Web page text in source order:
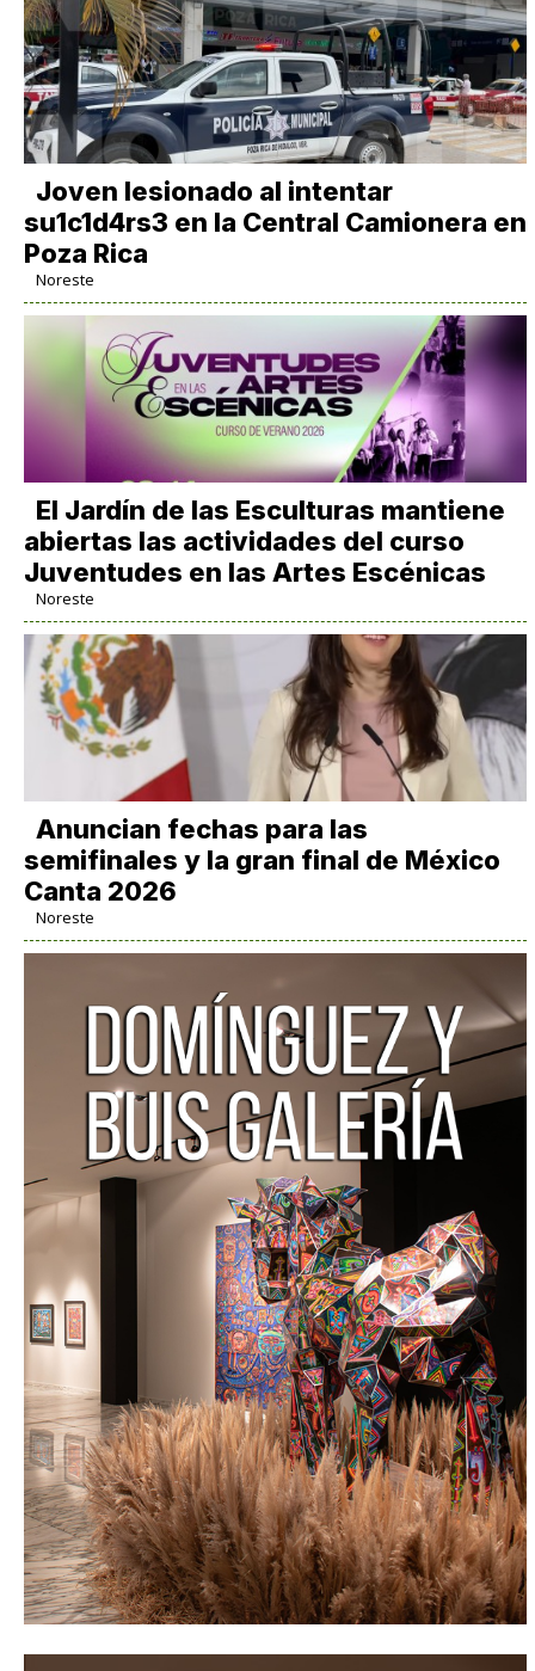
Joven lesionado al intentar
su1c1d4rs3 en la Central Camionera en
Poza Rica
Noreste
El Jardín de las Esculturas mantiene
abiertas las actividades del curso
Juventudes en las Artes Escénicas
Noreste
Anuncian fechas para las
semifinales y la gran final de México
Canta 2026
Noreste